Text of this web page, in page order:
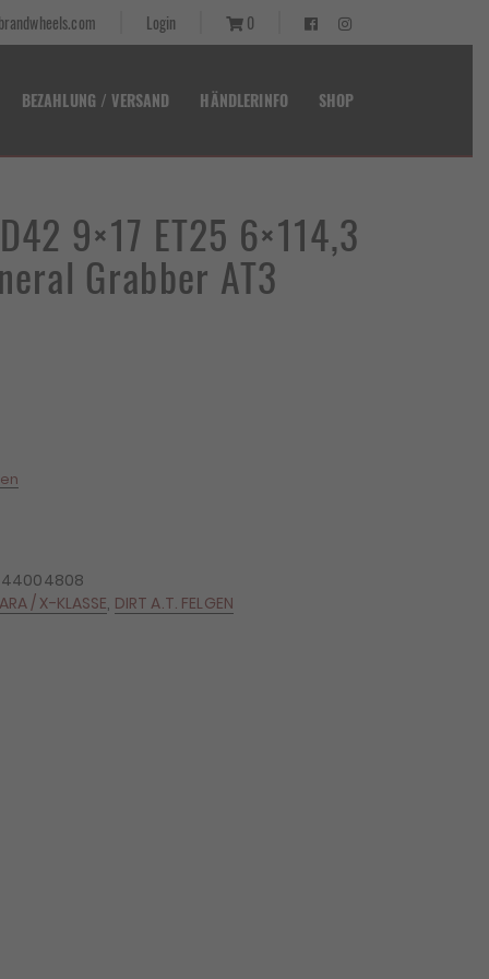
Login 0
BEZAHLUNG / VERSAND HÄNDLERINFO SHOP
9×17 ET25 6×114,3
Grabber AT3
/ X-KLASSE, DIRT A.T. FELGEN